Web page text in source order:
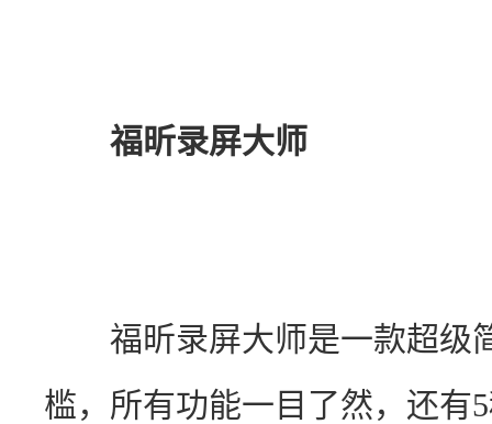
福昕录屏大师
福昕录屏大师是一款超级
槛，所有功能一目了然，还有